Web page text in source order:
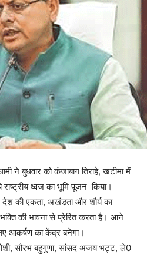
ने बुधवार को कंजाबाग तिराहे, खटीमा में
ध्वज का भूमि पूजन किया।
देश की एकता, अखंडता और शौर्य का
की भावना से प्रेरित करता है। आने
आकर्षण का केंद्र बनेगा।
सौरभ बहुगुणा, सांसद अजय भट्ट, ले0